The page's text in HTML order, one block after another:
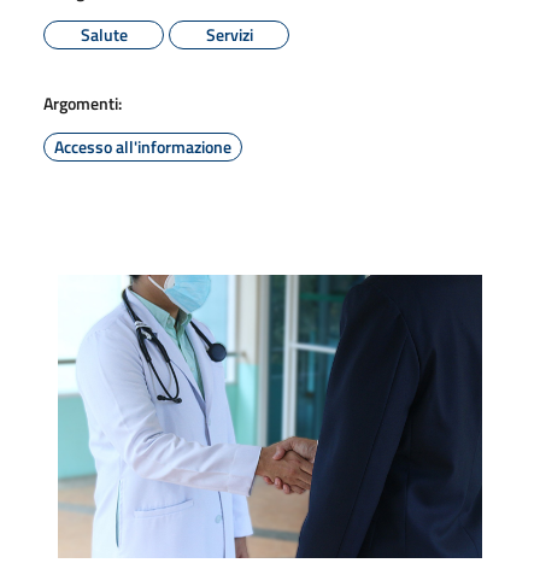
Salute
Servizi
Argomenti:
Accesso all'informazione